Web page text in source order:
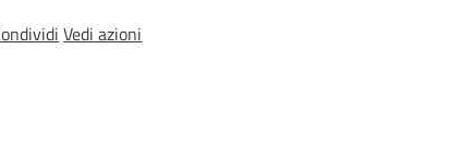
Vedi azioni